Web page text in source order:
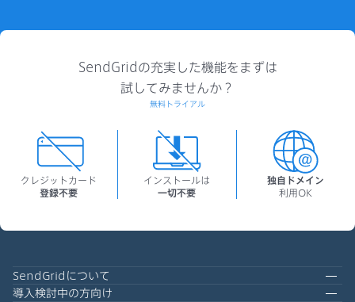
クレジットカード
登録不要
インストールは
一切不要
独自ドメイン
利用OK
SendGridの充実した機能をまずは
試してみませんか？
無料トライアル
SendGridについて
導入検討中の方向け